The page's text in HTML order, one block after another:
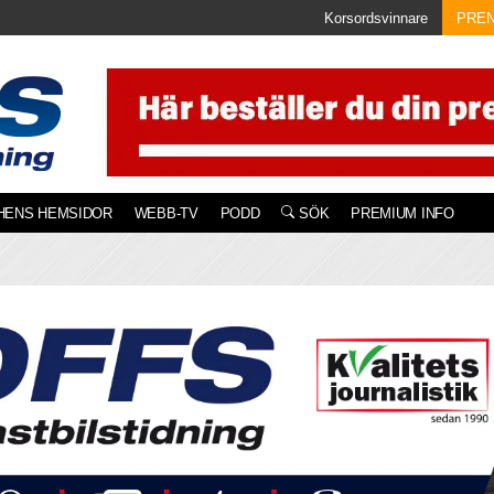
Korsordsvinnare
HEMSIDOR WEBB-TV PODD SÖK PREMIUM INFO